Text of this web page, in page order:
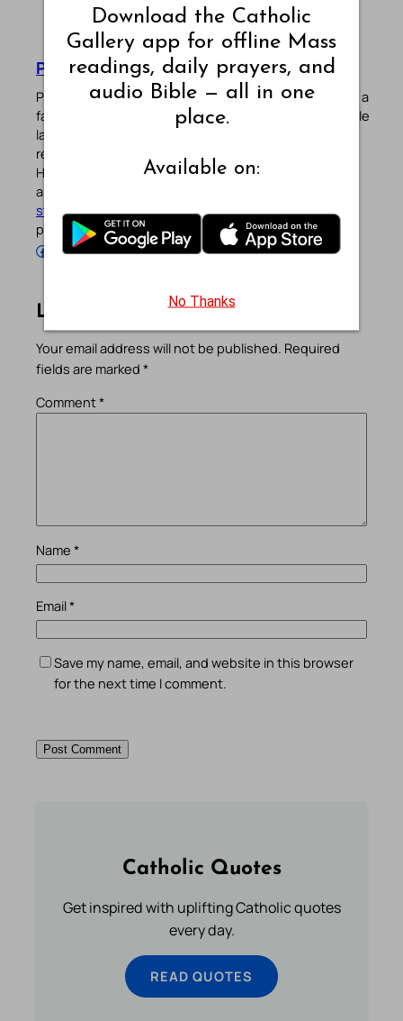
Pradeep Augustine
Pradeep Augustine is the founder of Catholic Gallery, a
faith-driven platform sharing Mass Readings in multiple
languages, prayers, quotes, catechism, Bible plans,
reflections, and other spiritual resources since 2013.
He manages the website and the official
apps alongside his professional career (
story). Stay connected with him on the official social
profiles below.
Follow Pradeep on Facebook
Follow Pradeep on X Follow Pradeep on LinkedIn Follow Pradeep on Pinterest Subscribe to Pradeep’s Youtube Channel Follow Pradeep on WordPress Follow Pradeep on GitHub
Leave a Reply
Your email address will not be published. Required
fields are marked *
Comment*
Name *
Email*
Save my name, email, and website in this browser
for the next time I comment.
Catholic Quotes
Get inspired with uplifting Catholic quotes
every day.
READ QUOTES
Download the Catholic
Gallery app for offline Mass
readings, daily prayers, and
audio Bible — all in one
place.
Available on:
No Thanks